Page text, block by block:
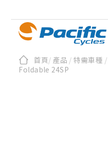
首頁/ 產品 / 特需車種 /
Foldable 24SP